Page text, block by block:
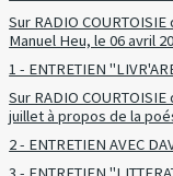
Sur RADIO
Manuel Heu, le 06 avril
1 - ENTRETIEN
Sur RADIO
juillet à propos de la
2 - ENTRETIEN AVEC